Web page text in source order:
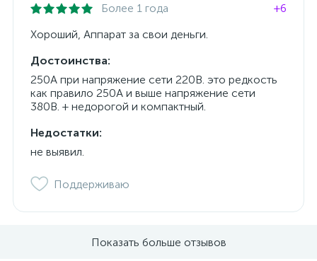
Более 1 года
+6
Хороший, Аппарат за свои деньги.
Достоинства:
250А при напряжение сети 220В. это редкость
как правило 250А и выше напряжение сети
380В. + недорогой и компактный.
Недостатки:
не выявил.
Поддерживаю
Показать больше отзывов